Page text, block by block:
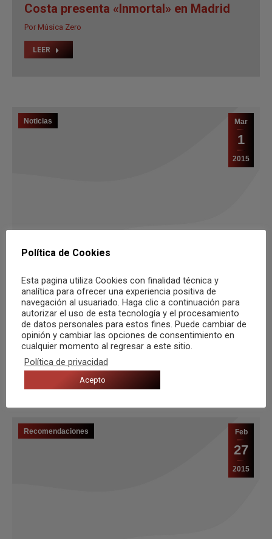
Costa presenta «Inmortal» en Madrid
Por Música Zero
LEER
Mar
1
2015
Noticias
«Pan y circo», el nuevo disco de Belo y
los Susodichos
PorMúsica Zero
LEER
Feb
27
2015
Recomendaciones
Política de Cookies
Esta pagina utiliza Cookies con finalidad técnica y
analítica para ofrecer una experiencia positiva de
navegación al usuariado. Haga clic a continuación para
autorizar el uso de esta tecnología y el procesamiento
de datos personales para estos fines. Puede cambiar de
opinión y cambiar las opciones de consentimiento en
cualquier momento al regresar a este sitio.
Política de privacidad
Acepto